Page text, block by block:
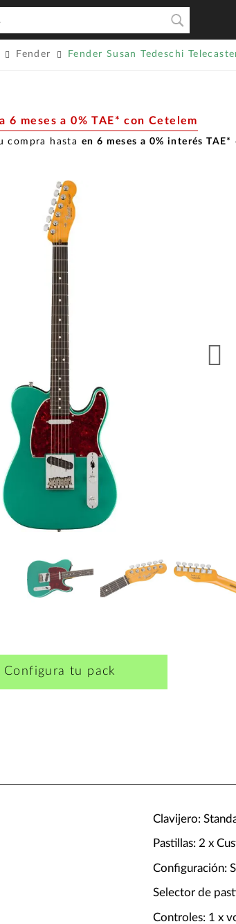
Fender Fender Susan Tedeschi
6 meses a 0% TAE* con Cetelem
compra hasta en 6 meses a 0% interés TAE*
Configura tu pack
Clavijero:
Pastillas: 2 x
Configuración:
Selector de
Controles: 1 x